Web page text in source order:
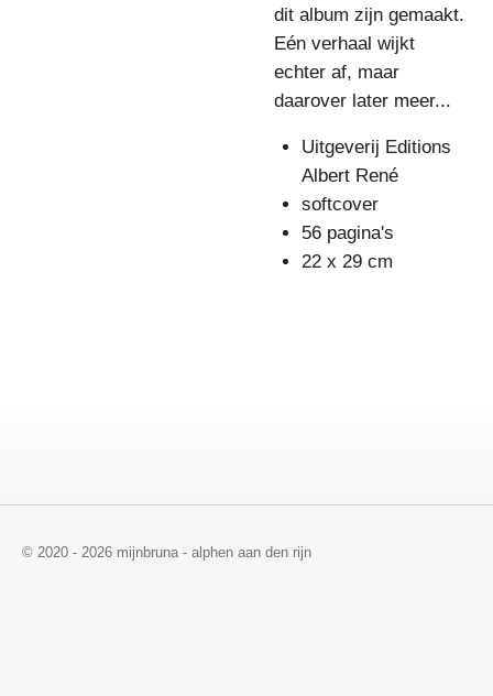
dit album zijn gemaakt.
Eén verhaal wijkt
echter af, maar
daarover later meer...
Uitgeverij Editions
Albert René
softcover
56 pagina's
22 x 29 cm
© 2020 - 2026 mijnbruna - alphen aan den rijn